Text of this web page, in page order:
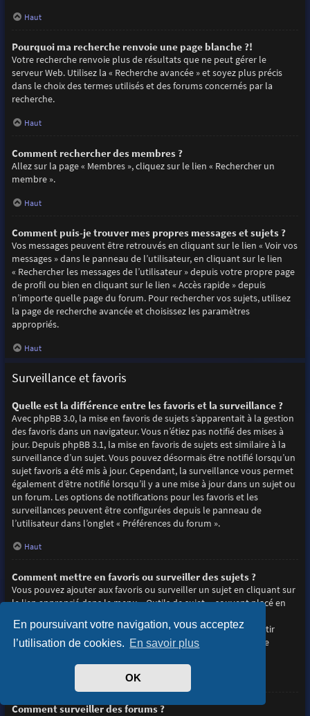
En poursuivant votre navigation, vous acceptez
l’utilisation de cookies. En savoir plus
OK
Haut
Pourquoi ma recherche renvoie une page blanche ?!
Votre recherche renvoie plus de résultats que ne peut gérer le
serveur Web. Utilisez la « Recherche avancée » et soyez plus précis
dans le choix des termes utilisés et des forums concernés par la
recherche.
Haut
Comment rechercher des membres ?
Allez sur la page « Membres », cliquez sur le lien « Rechercher un
membre ».
Haut
Comment puis-je trouver mes propres messages et sujets ?
Vos messages peuvent être retrouvés en cliquant sur le lien « Voir vos
messages » dans le panneau de l’utilisateur, en cliquant sur le lien
« Rechercher les messages de l’utilisateur » depuis votre propre page
de profil ou bien en cliquant sur le lien « Accès rapide » depuis
n’importe quelle page du forum. Pour rechercher vos sujets, utilisez
la page de recherche avancée et choisissez les paramètres
appropriés.
Haut
Surveillance et favoris
Quelle est la différence entre les favoris et la surveillance ?
Avec phpBB 3.0, la mise en favoris de sujets s’apparentait à la gestion
des favoris dans un navigateur. Vous n’étiez pas notifié des mises à
jour. Depuis phpBB 3.1, la mise en favoris de sujets est similaire à la
surveillance d’un sujet. Vous pouvez désormais être notifié lorsqu’un
sujet favoris a été mis à jour. Cependant, la surveillance vous permet
également d’être notifié lorsqu’il y a une mise à jour dans un sujet ou
un forum. Les options de notifications pour les favoris et les
surveillances peuvent être configurées depuis le panneau de
l’utilisateur dans l’onglet « Préférences du forum ».
Haut
Comment mettre en favoris ou surveiller des sujets ?
Vous pouvez ajouter aux favoris ou surveiller un sujet en cliquant sur
le lien approprié dans le menu « Outils de sujet », souvent placé en
Répondre à un sujet en cochant la case du formulaire « M’avertir
lorsqu’une réponse est postée » vous permettra également de
Comment surveiller des forums ?